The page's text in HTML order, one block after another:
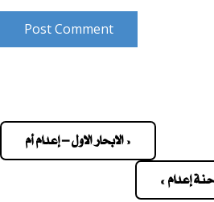
Post Comment
« الابحار الاول – إعدام أم
إعدام »